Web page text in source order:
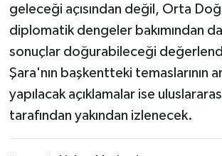
geleceği açısından değil, Orta
diplomatik dengeler bakımından
sonuçlar doğurabileceği
Şara'nın başkentteki temaslarının
yapılacak açıklamalar ise
tarafından yakından izlenecek.